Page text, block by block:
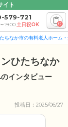
イト
579-721
19:00土日祝OK 0
ちなか市の有料老人ホーム
ひたちなか
インタビュー
投稿日：2025/06/27